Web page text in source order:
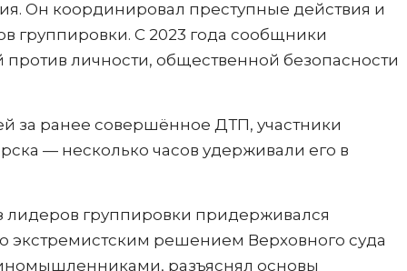
Он координировал преступные действия и
группировки. С 2023 года сообщники
личности, общественной безопасности
за ранее совершённое ДТП, участники
— несколько часов удерживали его в
лидеров группировки придерживался
экстремистским решением Верховного суда
разъяснял основы